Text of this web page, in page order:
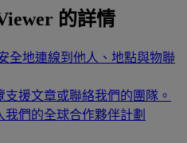
的詳情
全地連線到他人、地點與物聯
支援文章或聯絡我們的團隊。
我們的全球合作夥伴計劃